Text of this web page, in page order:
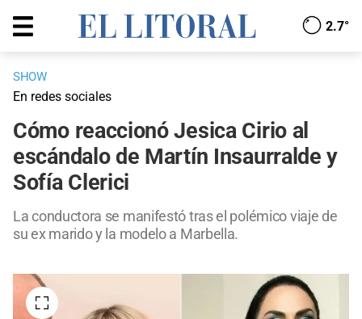
2.7°
SHOW
En redes sociales
Cómo reaccionó Jesica Cirio al
escándalo de Martín Insaurralde y
Sofía Clerici
La conductora se manifestó tras el polémico viaje de
su ex marido y la modelo a Marbella.